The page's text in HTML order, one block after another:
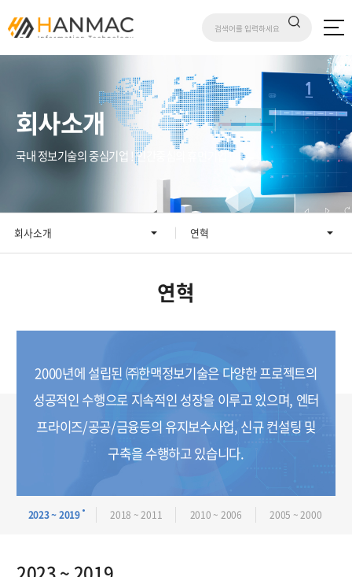
회사소개
국내 정보기술의 중심기업 ! 인간중심의 휴먼기업 !
회사소개 연혁
연혁
2000년에 설립된 ㈜한맥정보기술은다양한 프로젝트의
성공적인 수행으로 지속적인 성장을 이루고 있으며, 엔터
프라이즈/공공/금융등의 유지보수사업, 신규 컨설팅 및
구축을 수행하고 있습니다.
2023 ~ 2019 2018 ~ 2011 2010 ~ 2006 2005 ~ 2000